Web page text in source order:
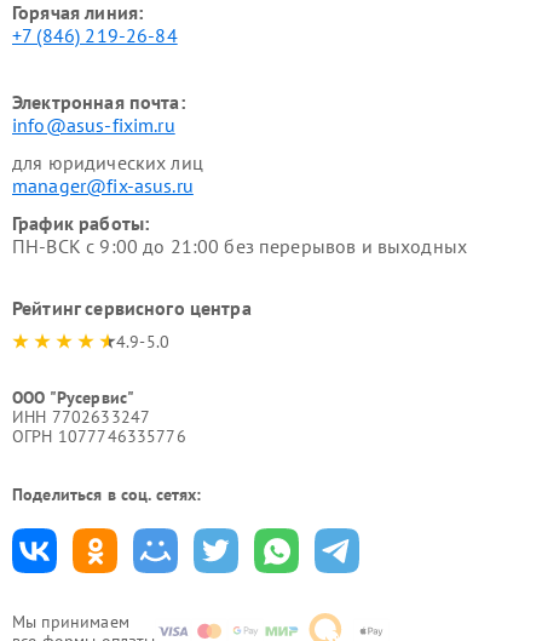
Мы принимаем
Горячая линия:
+7 (846) 219-26-84
Электронная почта:
info@asus-fixim.ru
для юридических лиц
manager@fix-asus.ru
График работы:
ПН-ВСК с 9:00 до 21:00 без перерывов и выходных
Рейтинг сервисного центра
4.9-5.0
ООО "Русервис"
ИНН 7702633247
ОГРН 1077746335776
Поделиться в соц. сетях: